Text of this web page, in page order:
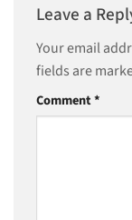
Leave a
Your email
fields are
Comment*